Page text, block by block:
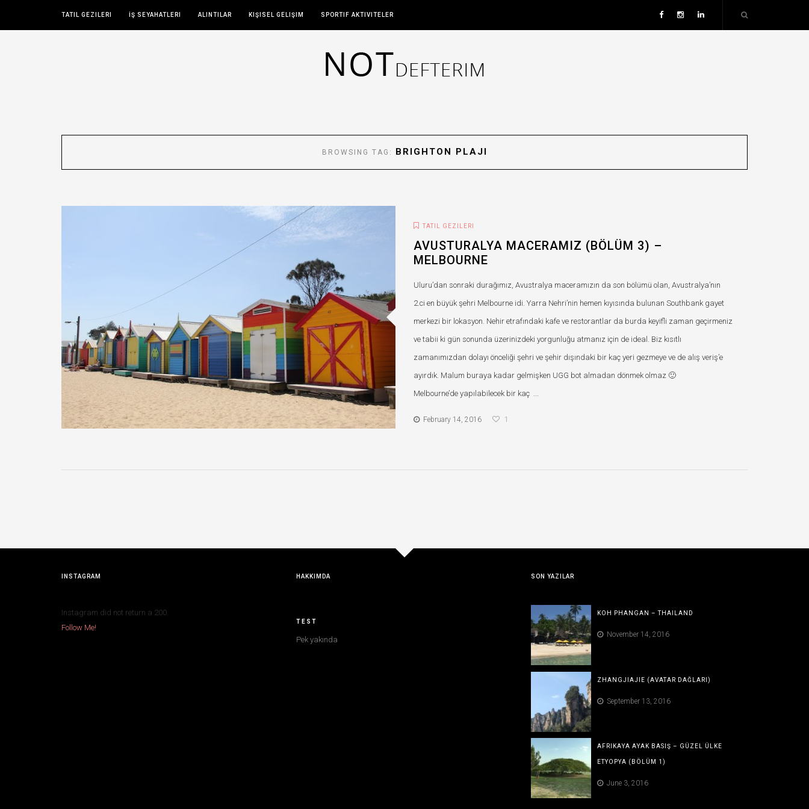
TATIL GEZILERI İŞ SEYAHATLERI ALINTILAR KIŞISEL GELIŞIM SPORTIF AKTIVITELER
BROWSING TAG: BRIGHTON PLAJI
TATIL GEZILERI
AVUSTURALYA MACERAMIZ (BÖLÜM 3) –
MELBOURNE
Uluru’dan sonraki durağımız, Avustralya maceramızın da son bölümü olan, Avustralya’nın
2.ci en büyük şehri Melbourne idi. Yarra Nehri’nin hemen kıyısında bulunan Southbank gayet
merkezi bir lokasyon. Nehir etrafındaki kafe ve restorantlar da burda keyifli zaman geçirmeniz
ve tabii ki gün sonunda üzerinizdeki yorgunluğu atmanız için de ideal. Biz kısıtlı
zamanımızdan dolayı önceliği şehri ve şehir dışındaki bir kaç yeri gezmeye ve de alış veriş’e
ayırdık. Malum buraya kadar gelmişken UGG bot almadan dönmek olmaz 🙂
Melbourne’de yapılabilecek bir kaç ...
February 14, 2016 1
INSTAGRAM
Instagram did not return a 200.
Follow Me!
HAKKIMDA
TEST
Pek yakında
SON YAZILAR
KOH PHANGAN – THAILAND
November 14, 2016
ZHANGJIAJIE (AVATAR DAĞLARI)
September 13, 2016
AFRIKAYA AYAK BASIŞ – GÜZEL ÜLKE
ETYOPYA (BÖLÜM 1)
June 3, 2016